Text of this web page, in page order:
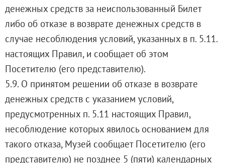
денежных средств за неиспользованный Билет
либо об отказе в возврате денежных средств в
случае несоблюдения условий, указанных в п. 5.11.
настоящих Правил, и сообщает об этом
Посетителю (его представителю).
5.9. О принятом решении об отказе в возврате
денежных средств с указанием условий,
предусмотренных п. 5.11 настоящих Правил,
несоблюдение которых явилось основанием для
такого отказа, Музей сообщает Посетителю (его
представителю) не позднее 5 (пяти) календарных